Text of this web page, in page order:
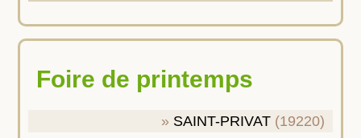
Foire de printemps
SAINT-PRIVAT (19220)